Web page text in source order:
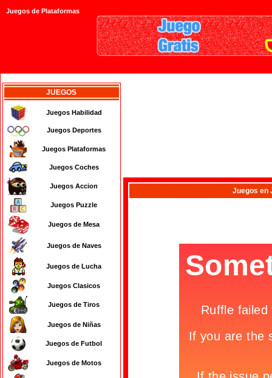
Juegos de Plataformas
JUEGOS
Juegos Habilidad
Juegos Deportes
Juegos Plataformas
Juegos Coches
Juegos Accion
Juegos Puzzle
Juegos de Mesa
Juegos de Naves
Juegos de Lucha
Juegos Clasicos
Juegos de Tiros
Juegos de Niñas
Juegos de Futbol
Juegos de Motos
Juegos en